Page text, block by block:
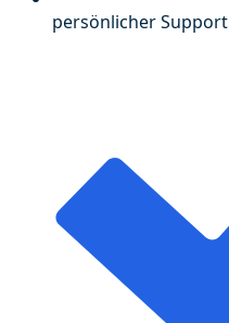
persönlicher Support